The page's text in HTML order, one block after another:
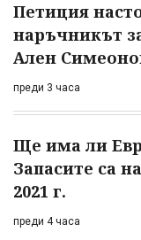
Петиция
наръчникът
Ален
преди 3 часа
Ще има ли
Запасите са
2021 г.
преди 4 часа